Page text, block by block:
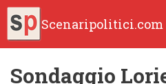
Scenaripolitici.com
Sondaggio